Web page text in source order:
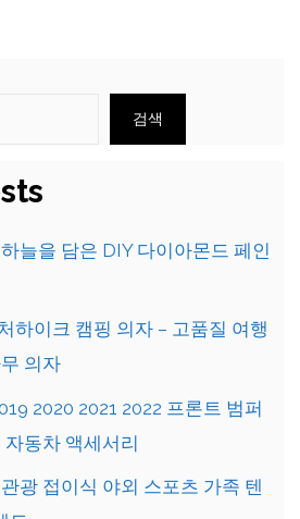
검색
늘을 담은 DIY 다이아몬드 페인
하이크 캠핑 의자 – 고품질 여행
의자
2020 2021 2022 프론트 범퍼
동차 액세서리
광 접이식 야외 스포츠 가족 텐